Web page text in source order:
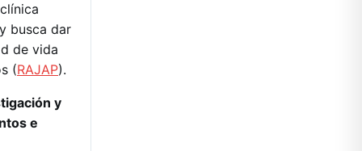
busca dar
de vida
(RAJAP).
y
e